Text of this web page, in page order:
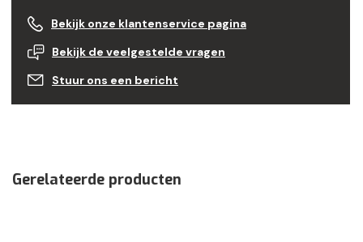
Bekijk onze klantenservice pagina
Bekijk de veelgestelde vragen
Stuur ons een bericht
Gerelateerde producten